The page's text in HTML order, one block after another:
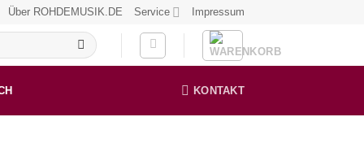
Über ROHDEMUSIK.DE Service Impressum
KONTAKT